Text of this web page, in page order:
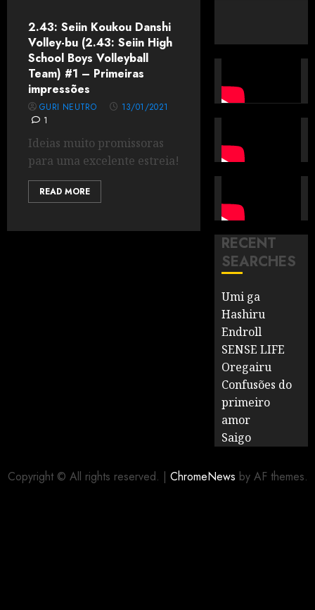
2.43: Seiin Koukou Danshi
Volley-bu (2.43: Seiin High
School Boys Volleyball
Team) #1 – Primeiras
impressões
GURI NEUTRO
13/01/2021
1
Ideias muito promissoras
para uma excelente estreia!
READ MORE
RECENT
SEARCHES
Umi ga
Hashiru
Endroll
SENSE LIFE
Oregairu
Confusões do
primeiro
amor
Saigo
Copyright © All rights reserved. | ChromeNews by AF themes.